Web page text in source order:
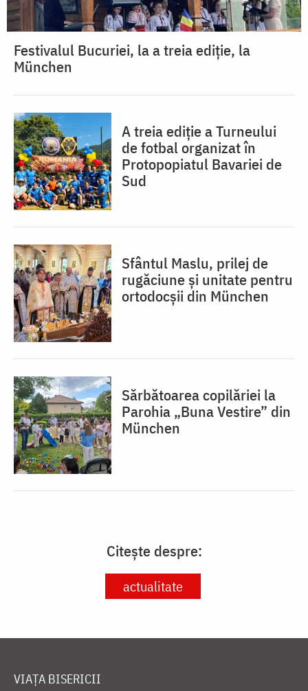
Festivalul Bucuriei, la a treia ediție, la
München
A treia ediție a Turneului
de fotbal organizat în
Protopopiatul Bavariei de
Sud
Sfântul Maslu, prilej de
rugăciune și unitate pentru
ortodocșii din München
Sărbătoarea copilăriei la
Parohia „Buna Vestire” din
München
Citește despre:
actualitate
VIAȚA BISERICII